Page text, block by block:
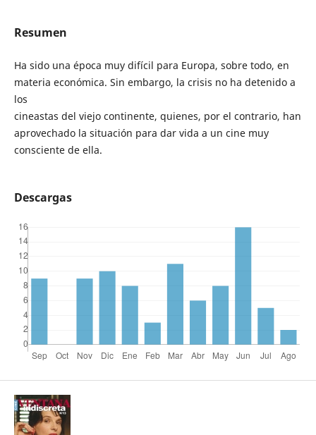
Resumen
Ha sido una época muy difícil para Europa, sobre todo, en
materia económica. Sin embargo, la crisis no ha detenido a
los
cineastas del viejo continente, quienes, por el contrario, han
aprovechado la situación para dar vida a un cine muy
consciente de ella.
Descargas